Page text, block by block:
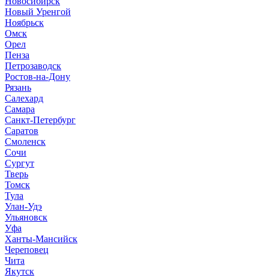
Новый Уренгой
Ноябрьск
Омск
Орел
Пенза
Петрозаводск
Ростов-на-Дону
Рязань
Салехард
Самара
Санкт-Петербург
Саратов
Смоленск
Сочи
Сургут
Тверь
Томск
Тула
Улан-Удэ
Ульяновск
Уфа
Ханты-Мансийск
Череповец
Чита
Якутск